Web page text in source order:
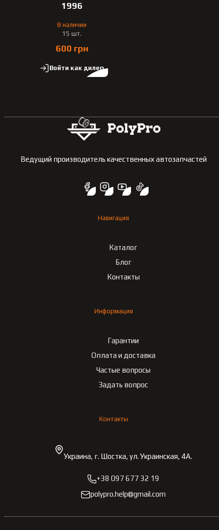
1996
В наличии
15 шт.
600 грн
Войти как дилер
Ведущий производитель качественных автозапчастей
Навигация
Каталог
Блог
Контакты
Информация
Гарантии
Оплата и доставка
Частые вопросы
Задать вопрос
Контакты
Украина, г. Шостка, ул. Украинская, 4А.
+38 097 677 32 19
polypro.help@gmail.com